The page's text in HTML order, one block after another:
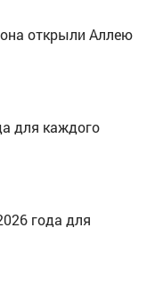
открыли Аллею
для каждого
года для